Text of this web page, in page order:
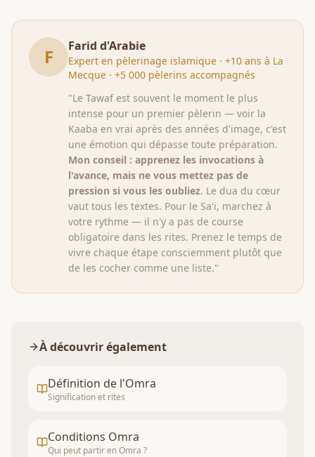
F Farid d'Arabie
Expert en pèlerinage islamique · +10 ans à La
Mecque · +5 000 pèlerins accompagnés
"Le Tawaf est souvent le moment le plus
intense pour un premier pèlerin — voir la
Kaaba en vrai après des années d'image, c'est
une émotion qui dépasse toute préparation.
Mon conseil : apprenez les invocations à
l'avance, mais ne vous mettez pas de
pression si vous les oubliez. Le dua du cœur
vaut tous les textes. Pour le Sa'i, marchez à
votre rythme — il n'y a pas de course
obligatoire dans les rites. Prenez le temps de
vivre chaque étape consciemment plutôt que
de les cocher comme une liste."
À découvrir également
Définition de l'Omra
Signification et rites
Conditions Omra
Qui peut partir en Omra ?